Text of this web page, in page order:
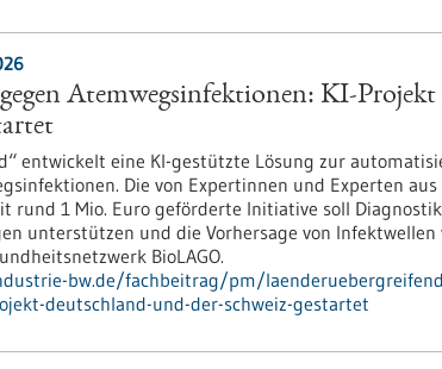
Atemwegsinfektionen: KI-
entwickelt eine KI-gestützte Lösung zur
Die von Expertinnen und Experten
rund 1 Mio. Euro geförderte Initiative soll
unterstützen und die Vorhersage von Infektwellen
BioLAGO.
bw.de/fachbeitrag/pm/
deutschland-und-der-schweiz-gestartet